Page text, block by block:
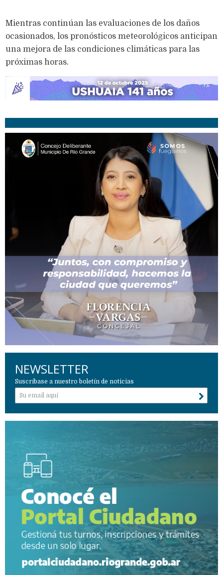
Mientras continúan las evaluaciones de los daños
ocasionados, los pronósticos meteorológicos anticipan
una mejora de las condiciones climáticas para las
próximas horas.
NEWSLETTER
Suscríbase a nuestro boletín de noticias